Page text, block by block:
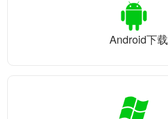
Android下载